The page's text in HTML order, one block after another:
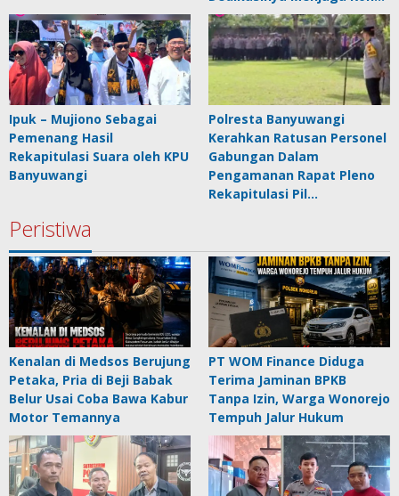
Ipuk – Mujiono Sebagai
Pemenang Hasil
Rekapitulasi Suara oleh KPU
Banyuwangi
Polresta Banyuwangi
Kerahkan Ratusan Personel
Gabungan Dalam
Pengamanan Rapat Pleno
Rekapitulasi Pil…
Peristiwa
Kenalan di Medsos Berujung
Petaka, Pria di Beji Babak
Belur Usai Coba Bawa Kabur
Motor Temannya
PT WOM Finance Diduga
Terima Jaminan BPKB
Tanpa Izin, Warga Wonorejo
Tempuh Jalur Hukum